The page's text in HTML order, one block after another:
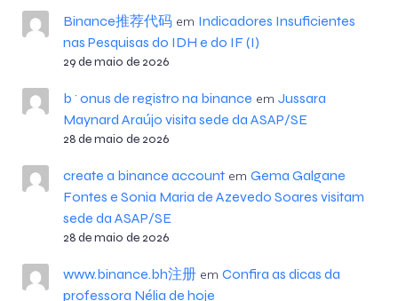
Binance推荐代码em Indicadores Insuficientes
nas Pesquisas do IDH e do IF (I)
29 de maio de 2026
b^onus de registro na binance em Jussara
Maynard Araújo visita sede da ASAP/SE
28 de maio de 2026
create a binance accountem Gema Galgane
Fontes e Sonia Maria de Azevedo Soares visitam
sede da ASAP/SE
28 de maio de 2026
www.binance.bh注册em Confira as dicas da
professora Nélia de hoje